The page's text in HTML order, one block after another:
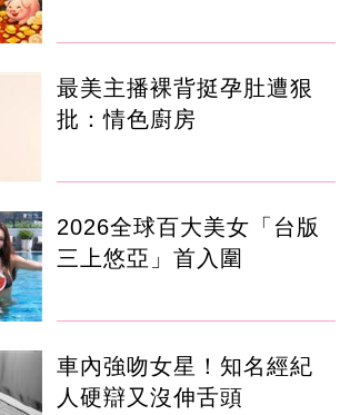
最美主播裸背挺孕肚遭狠
批：情色廚房
2026全球百大美女「台版
三上悠亞」首入圍
車內強吻女星！知名經紀
人硬辯又沒伸舌頭